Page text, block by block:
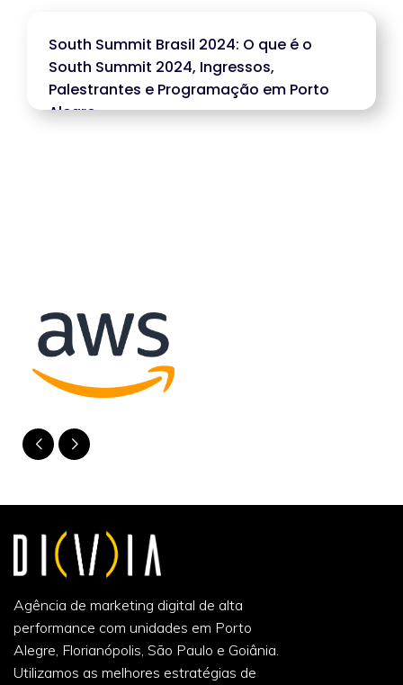
South Summit Brasil 2024: O que é o
South Summit 2024, Ingressos,
Palestrantes e Programação em Porto
Alegre
Agência de marketing digital de alta
performance com unidades em Porto
Alegre, Florianópolis, São Paulo e Goiânia.
Utilizamos as melhores estratégias de